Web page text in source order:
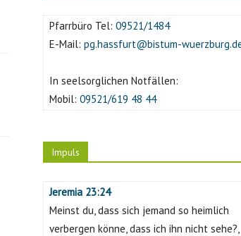
Pfarrbüro Tel: 09521/1484
E-Mail: pg.hassfurt@bistum-
In seelsorglichen Notfällen:
Mobil: 09521/619 48 44
Impuls
Jeremia 23:24
Meinst du, dass sich jemand so heimlich
verbergen könne, dass ich ihn nicht sehe?,